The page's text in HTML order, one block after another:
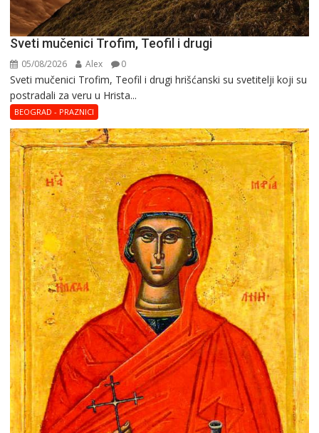
Sveti mučenici Trofim, Teofil i drugi
05/08/2026 Alex 0
Sveti mučenici Trofim, Teofil i drugi hrišćanski su svetitelji koji su
postradali za veru u Hrista...
BEOGRAD - PRAZNICI